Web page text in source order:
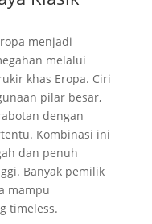
menjadi
melalui
khas Eropa. Ciri
pilar besar,
dengan
Kombinasi ini
dan penuh
Banyak pemilik
mampu
timeless.